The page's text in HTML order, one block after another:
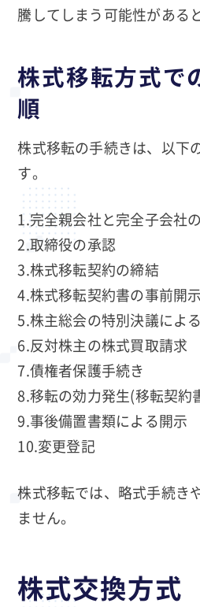
騰してしまう可能性がある
株式移転方式で
順
株式移転の手続きは、以下
す。
1.完全親会社と完全子会社
2.取締役の承認
3.株式移転契約の締結
4.株式移転契約書の事前開示
5.株主総会の特別決議によ
6.反対株主の株式買取請求
7.債権者保護手続き
8.移転の効力発生(移転契約
9.事後備置書類による開示
10.変更登記
株式移転では、略式手続き
ません。
株式交換方式